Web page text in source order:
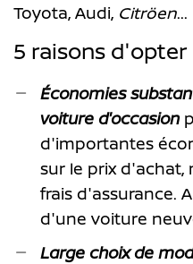
Toyota, Audi, Citröen...
5 raisons
Économies
voiture d'occasion
d'importantes
sur le prix d'achat,
frais d'assurance.
d'une voiture
Large choix de